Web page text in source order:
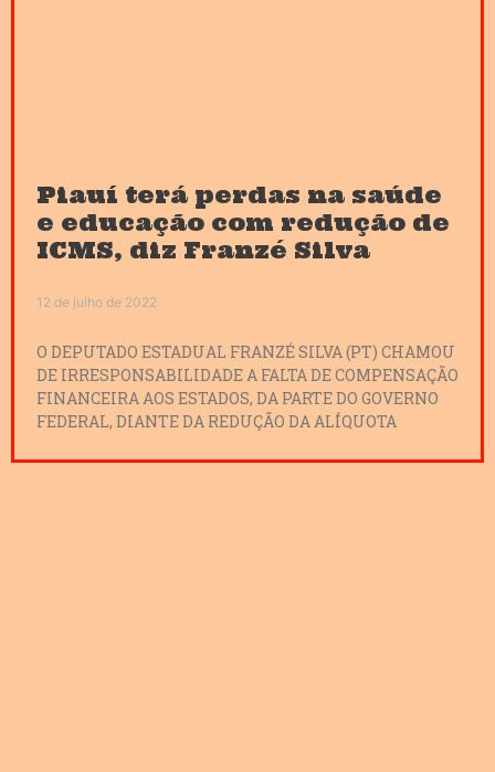
Piauí terá perdas na saúde
e educação com redução de
ICMS, diz Franzé Silva
12 de julho de 2022
O DEPUTADO ESTADUAL FRANZÉ SILVA (PT) CHAMOU
DE IRRESPONSABILIDADE A FALTA DE COMPENSAÇÃO
FINANCEIRA AOS ESTADOS, DA PARTE DO GOVERNO
FEDERAL, DIANTE DA REDUÇÃO DA ALÍQUOTA